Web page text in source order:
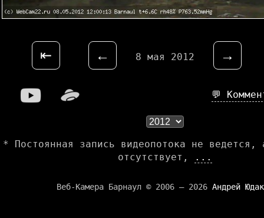
⇤ ← 8 мая 2012 →
💬
* Постоянная запись видеопотока не ведется,
отсутствует,
...
Веб-Камера Барнаул © 2006 — 2026 Андрей